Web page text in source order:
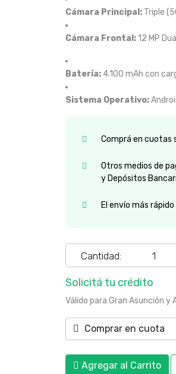
Cámara Principal: Triple
Cámara Frontal:12 MP
Batería: 4.100 mAh con
Sistema Operativo:
Comprá en cuotas
Otros medios de
y Depósitos
El envío más
Cantidad:
Solicitá tu crédito
Válido para Gran Asunción y
Comprar en cuota
Agregar al Carrito